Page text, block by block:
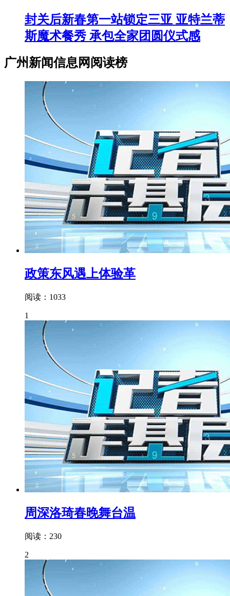
封关后新春第一站锁定三亚 亚特兰蒂
斯魔术餐秀 承包全家团圆仪式感
广州新闻信息网阅读榜
政策东风遇上体验革
阅读：1033
1
周深洛琦春晚舞台温
阅读：230
2